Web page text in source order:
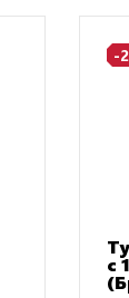
-
с